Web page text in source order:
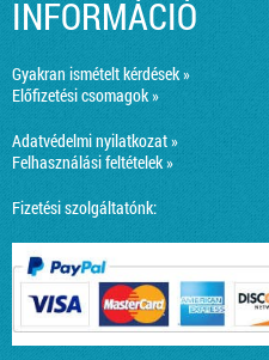
INFORMÁCIÓ
Gyakran ismételt kérdések »
Előfizetési csomagok »
Adatvédelmi nyilatkozat »
Felhasználási feltételek »
Fizetési szolgáltatónk: